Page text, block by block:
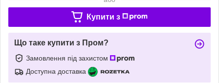
Купити з
Що таке купити з Пром?
Замовлення під захистом
Доступна доставка